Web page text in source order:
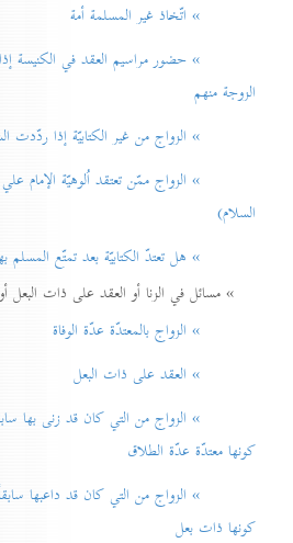
» اتّخاذ غير المسلمة أمة
» حضور مراسيم العقد في الكنيسة
الزوجة منهم
» الزواج من غير الكتابيّة إذا ردّدت
» الزواج ممّن تعتقد اُلوهيّة الإمام علي
السلام)
» هل تعتدّ الكتابيّة بعد تمتّع المسلم
» مسائل في الزنا أو العقد على ذات البعل
» الزواج بالمعتدّة عدّة الوفاة
» العقد على ذات البعل
» الزواج من التي كان قد زنی بها
كونها معتدّة عدّة الطلاق
» الزواج من التي كان قد داعبها
كونها ذات بعل